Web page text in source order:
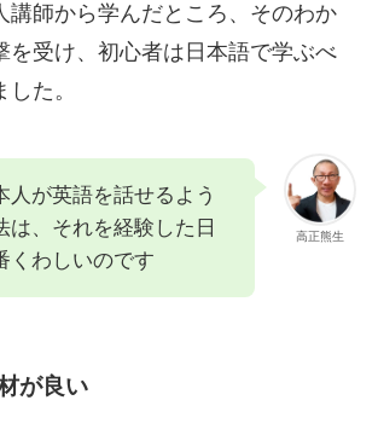
講師から学んだところ、そのわか
を受け、初心者は日本語で学ぶべ
た。
高正熊生
人が英語を話せるよう
は、それを経験した日
くわしいのです
が良い